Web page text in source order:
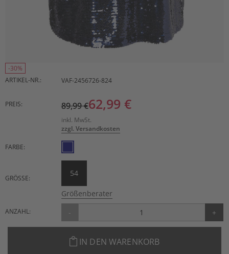
-30%
ARTIKEL-NR.:
VAF-2456726-824
PREIS: 89,99 €62,99 €
inkl. MwSt.
zzgl. Versandkosten
FARBE:
GRÖSSE:
54
Größenberater
ANZAHL: - +
IN DEN WARENKORB